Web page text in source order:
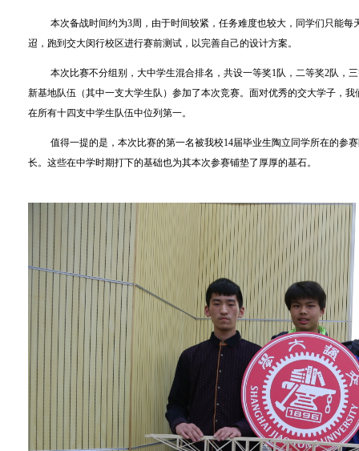
本次备战时间约为3周，由于时间较紧，任务难度也较大，同学们只能
迢，跑到交大闵行校区进行赛前测试，以完善自己的设计方案。
本次比赛不分组别，大中学生混合排名，共设一等奖1队，二等奖2队，
新基地队伍（其中一支大学生队）参加了本次竞赛。面对优秀的交大学子，
在所有十四支中学生队伍中位列第一。
值得一提的是，本次比赛的第一名被我校14届毕业生陶立同学所在的参
长。这些在中学时期打下的基础也为其本次参赛铺垫了厚厚的基石。